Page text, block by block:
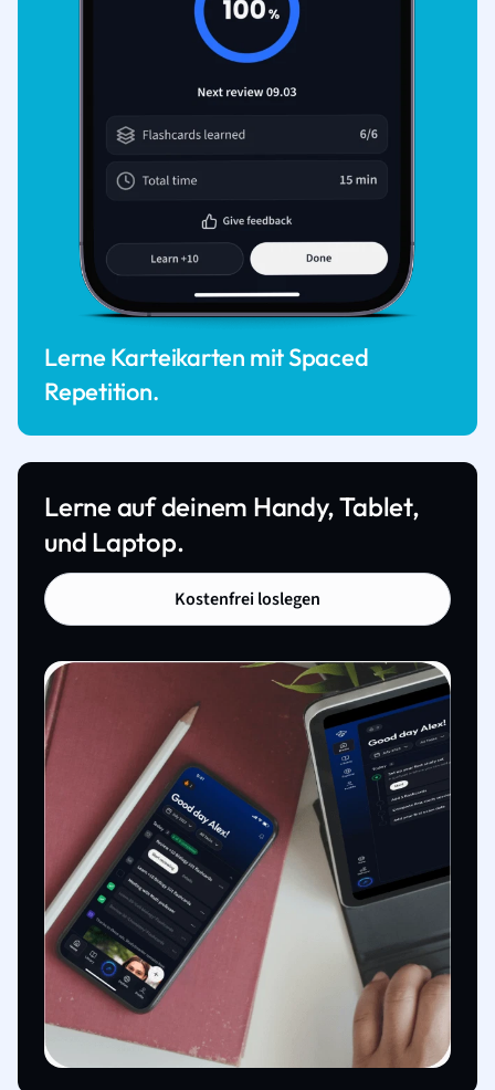
Lerne Karteikarten mit Spaced
Repetition.
Lerne auf deinem Handy, Tablet,
und Laptop.
Kostenfrei loslegen